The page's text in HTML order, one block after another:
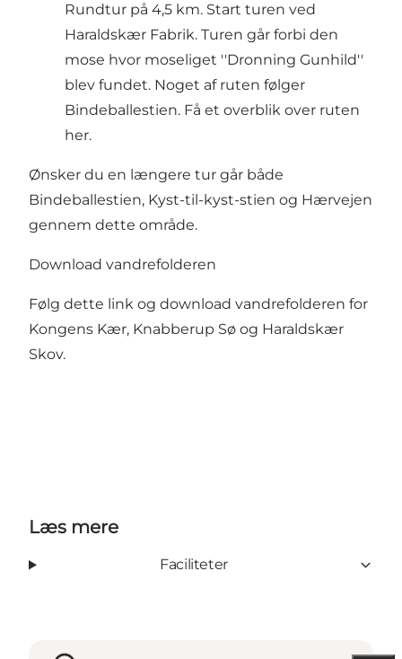
Rundtur på 4,5 km. Start turen ved
Haraldskær Fabrik. Turen går forbi den
mose hvor moseliget ''Dronning Gunhild''
blev fundet. Noget af ruten følger
Bindeballestien. Få et overblik over ruten
her.
Ønsker du en længere tur går både
Bindeballestien, Kyst-til-kyst-stien og Hærvejen
gennem dette område.
Download vandrefolderen
Følg dette link og download vandrefolderen for
Kongens Kær, Knabberup Sø og Haraldskær
Skov.
Læs mere
Faciliteter